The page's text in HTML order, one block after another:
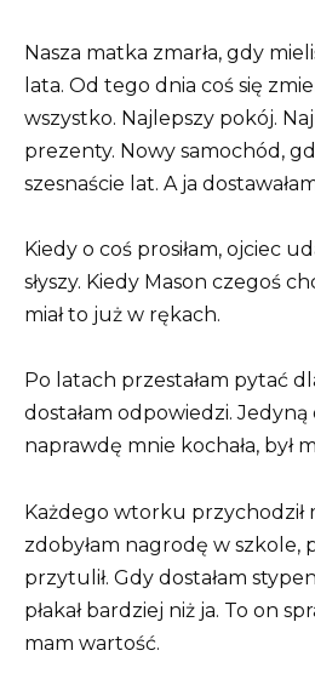
Nasza matka zmarła, gdy
lata. Od tego dnia coś się
wszystko. Najlepszy pokój.
prezenty. Nowy samochód,
szesnaście lat. A ja
Kiedy o coś prosiłam, ojciec
słyszy. Kiedy Mason czegoś
miał to już w rękach.
Po latach przestałam pytać
dostałam odpowiedzi. Jedyną
naprawdę mnie kochała, był
Każdego wtorku przychodził
zdobyłam nagrodę w szkole,
przytulił. Gdy dostałam
płakał bardziej niż ja. To on
mam wartość.